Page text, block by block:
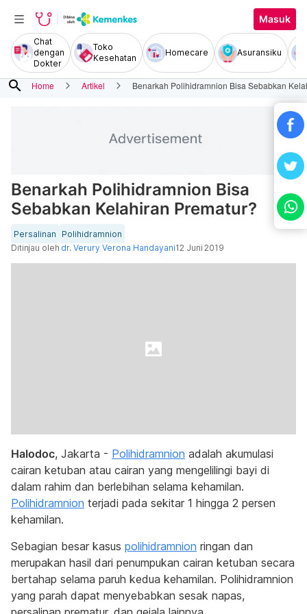
Masuk
Chat
dengan
Dokter
Toko
Kesehatan
Homecare Asuransiku
search Home Artikel Benarkah Polihidramnion Bisa Sebabkan
Benarkah Polihidramnion Bisa
Sebabkan Kelahiran Prematur?
Persalinan
Polihidramnion
Ditinjau oleh dr. Verury Verona Handayani12 Juni 2019
Halodoc, Jakarta - Polihidramnion adalah akumulasi
cairan ketuban atau cairan yang mengelilingi bayi di
dalam rahim dan berlebihan selama kehamilan.
Polihidramnion terjadi pada sekitar 1 hingga 2 persen
kehamilan.
Sebagian besar kasus polihidramnion ringan dan
merupakan hasil dari penumpukan cairan ketuban secara
bertahap selama paruh kedua kehamilan. Polihidramnion
yang parah dapat menyebabkan sesak napas,